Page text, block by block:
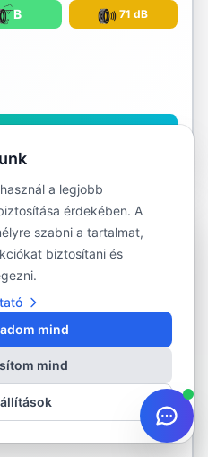
B 71 dB
a legjobb
érdekében. A
szabni a tartalmat,
biztosítani és
mind
mind